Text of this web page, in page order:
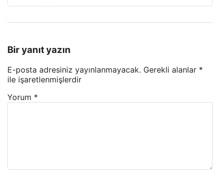
Bir yanıt yazın
E-posta adresiniz yayınlanmayacak. Gerekli alanlar *
ile işaretlenmişlerdir
Yorum *